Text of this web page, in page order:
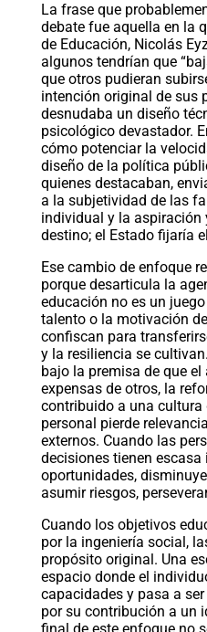
La frase que
debate fue aquella en la
de Educación, Nicolás
algunos tendrían que
que otros pudieran
intención original de sus
desnudaba un diseño
psicológico devastador.
cómo potenciar la
diseño de la política
quienes destacaban,
a la subjetividad de las
individual y la aspiración
destino; el Estado fijaría
Ese cambio de enfoque
porque desarticula la
educación no es un
talento o la motivación
confiscan para
y la resiliencia se
bajo la premisa de que
expensas de otros, la
contribuido a una cultura
personal pierde
externos. Cuando las
decisiones tienen
oportunidades,
asumir riesgos,
Cuando los objetivos
por la ingeniería social,
propósito original. Una
espacio donde el
capacidades y pasa a
por su contribución a un